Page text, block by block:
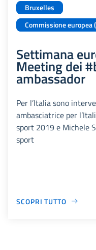
Bruxelles
Commissione europea
Settimana
Meeting dei
ambassador
Per l’Italia sono
ambasciatrice per
sport 2019 e Michele
sport
SCOPRI TUTTO